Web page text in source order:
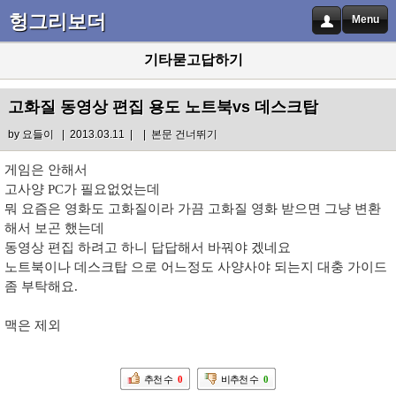
헝그리보더 Menu
기타묻고답하기
고화질 동영상 편집 용도 노트북vs 데스크탑
by 요들이 | 2013.03.11 | | 본문 건너뛰기
게임은 안해서
고사양 PC가 필요없었는데
뭐 요즘은 영화도 고화질이라 가끔 고화질 영화 받으면 그냥 변환
해서 보곤 했는데
동영상 편집 하려고 하니 답답해서 바꿔야 겠네요
노트북이나 데스크탑 으로 어느정도 사양사야 되는지 대충 가이드
좀 부탁해요.
맥은 제외
추천 수 0 비추천 수 0